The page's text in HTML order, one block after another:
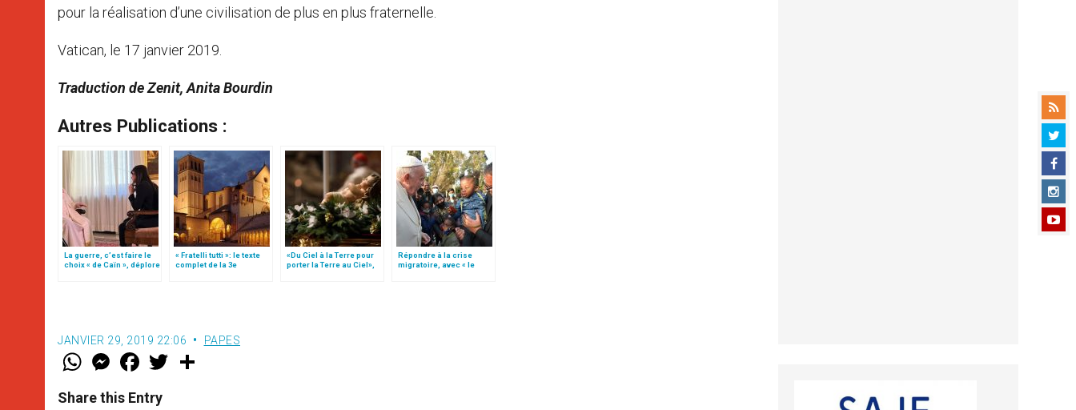
pour la réalisation d’une civilisation de plus en plus fraternelle.
Vatican, le 17 janvier 2019.
Traduction de Zenit, Anita Bourdin
Autres Publications :
La guerre, c’est faire le
choix « de Caïn », déplore
« Fratelli tutti »: le texte
complet de la 3e
«Du Ciel à la Terre pour
porter la Terre au Ciel»,
Répondre à la crise
migratoire, avec « le
JANVIER 29, 2019 22:06 PAPES
W
t
s
M
e
s
e
F
a
e
b
w
Share this Entry